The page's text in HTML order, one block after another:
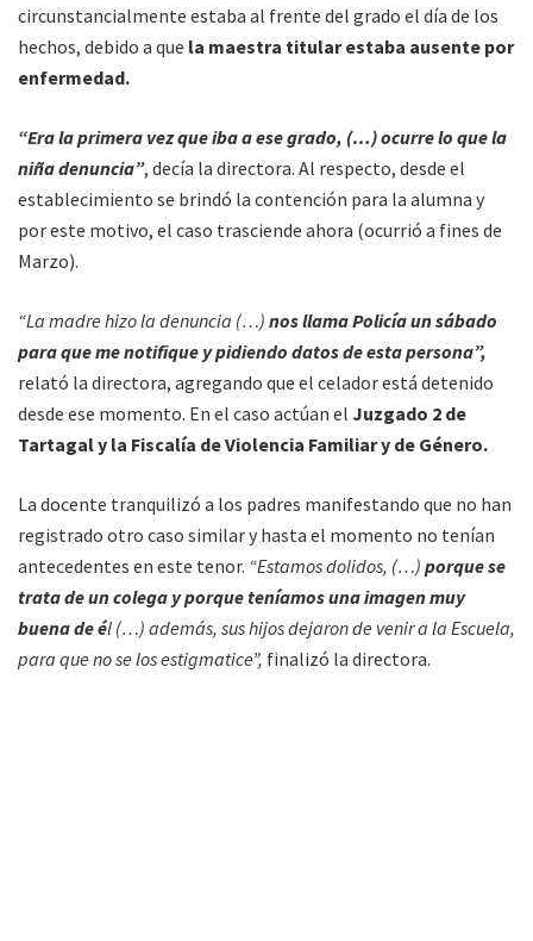
circunstancialmente estaba al frente del grado el día de los
hechos, debido a que la maestra titular estaba ausente por
enfermedad.
“Era la primera vez que iba a ese grado, (…) ocurre lo que la
niña denuncia”, decía la directora. Al respecto, desde el
establecimiento se brindó la contención para la alumna y
por este motivo, el caso trasciende ahora (ocurrió a fines de
Marzo).
“La madre hizo la denuncia (…) nos llama Policía un sábado
para que me notifique y pidiendo datos de esta persona”,
relató la directora, agregando que el celador está detenido
desde ese momento. En el caso actúan el Juzgado 2 de
Tartagal y la Fiscalía de Violencia Familiar y de Género.
La docente tranquilizó a los padres manifestando que no han
registrado otro caso similar y hasta el momento no tenían
antecedentes en este tenor. “Estamos dolidos, (…) porque se
trata de un colega y porque teníamos una imagen muy
buena de él (…) además, sus hijos dejaron de venir a la Escuela,
para que no se los estigmatice”, finalizó la directora.